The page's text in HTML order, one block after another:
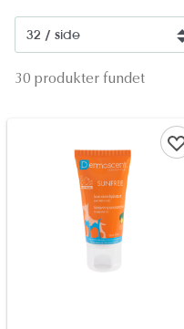
30 produkter fundet